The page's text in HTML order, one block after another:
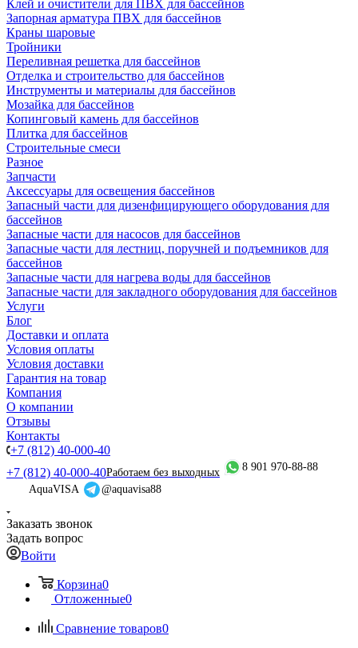
Клей и очистители для ПВХ для бассейнов
Запорная арматура ПВХ для бассейнов
Краны шаровые
Тройники
Переливная решетка для бассейнов
Отделка и строительство для бассейнов
Инструменты и материалы для бассейнов
Мозайка для бассейнов
Копинговый камень для бассейнов
Плитка для бассейнов
Строительные смеси
Разное
Запчасти
Аксессуары для освещения бассейнов
Запасный части для дизенфицирующего оборудования для
бассейнов
Запасные части для насосов для бассейнов
Запасные части для лестниц, поручней и подъемников для
бассейнов
Запасные части для нагрева воды для бассейнов
Запасные части для закладного оборудования для бассейнов
Услуги
Блог
Доставки и оплата
Условия оплаты
Условия доставки
Гарантия на товар
Компания
О компании
Отзывы
Контакты
+7 (812) 40-000-40
+7 (812) 40-000-40Работаем без выходных
8 901 970-88-88
AquaVISA
@aquavisa88
Заказать звонок
Задать вопрос
Войти
Корзина0
Отложенные0
Сравнение товаров0